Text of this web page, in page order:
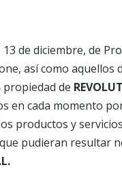
de diciembre, de
así como aquellos
propiedad de
en cada momento
productos y
pudieran resultar